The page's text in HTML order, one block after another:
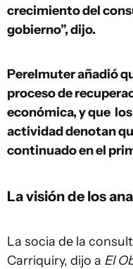
crecimiento del
gobierno”, dijo.
Perelmuter añadió
proceso de
económica, y que
actividad denotan
continuado en el
La visión de los
La socia de la
Carriquiry, dijo a El